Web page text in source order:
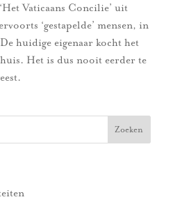
Vaticaans Concilie’ uit
‘gestapelde’ mensen, in
huidige eigenaar kocht het
Het is dus nooit eerder te